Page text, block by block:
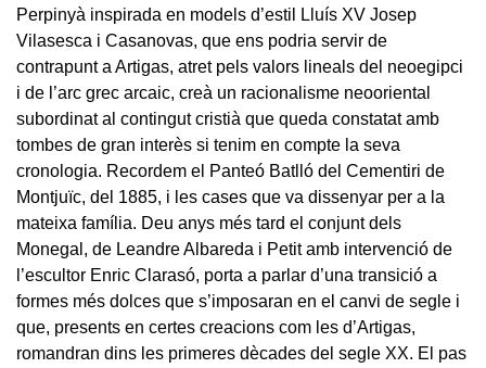
Perpinyà inspirada en models d’estil Lluís XV Josep
Vilasesca i Casanovas, que ens podria servir de
contrapunt a Artigas, atret pels valors lineals del neoegipci
i de l’arc grec arcaic, creà un racionalisme neooriental
subordinat al contingut cristià que queda constatat amb
tombes de gran interès si tenim en compte la seva
cronologia. Recordem el Panteó Batlló del Cementiri de
Montjuïc, del 1885, i les cases que va dissenyar per a la
mateixa família. Deu anys més tard el conjunt dels
Monegal, de Leandre Albareda i Petit amb intervenció de
l’escultor Enric Clarasó, porta a parlar d’una transició a
formes més dolces que s’imposaran en el canvi de segle i
que, presents en certes creacions com les d’Artigas,
romandran dins les primeres dècades del segle XX. El pas